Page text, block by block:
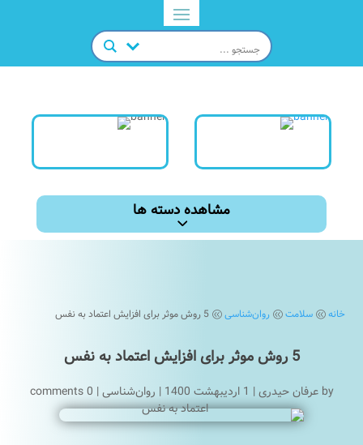
مشاهده دسته ها
خانه @ سلامت @ روان‌شناسی @ 5 روش موثر برای افزایش اعتماد به نفس
5 روش موثر برای افزایش اعتماد به نفس
by عرفان حیدری| 1 اردیبهشت 1400 | روان‌شناسی|
0 comments